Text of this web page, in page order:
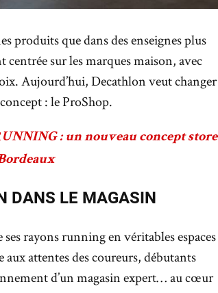
produits que dans des enseignes plus
sur les marques maison, avec
Aujourd’hui, Decathlon veut changer
: le ProShop.
: un nouveau concept store
DANS LE MAGASIN
rayons running en véritables espaces
aux attentes des coureurs, débutants
d’un magasin expert… au cœur